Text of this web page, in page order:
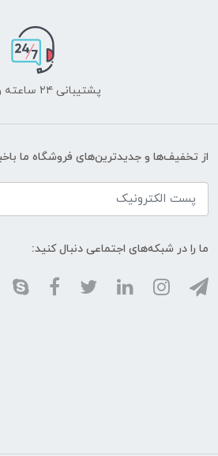
پشتیبانی ۲۴ ساعته واتساپ
از تخفیف‌ها و جدیدترین‌های فروشگاه ما
ما را در شبکه‌های اجتماعی دنبال کنید: